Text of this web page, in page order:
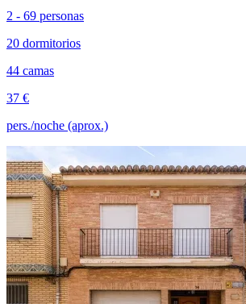
2 - 69 personas
20 dormitorios
44 camas
37 €
pers./noche (aprox.)